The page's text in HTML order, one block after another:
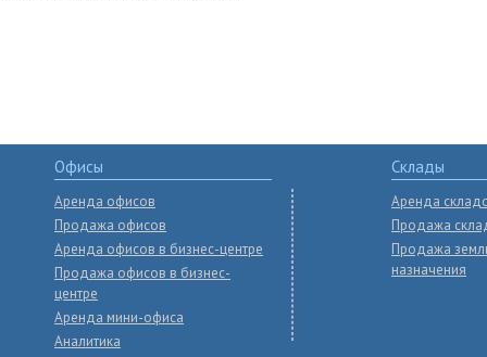
Офисы
Аренда офисов
Продажа офисов
Аренда офисов в бизнес-центре
Продажа офисов в бизнес-
центре
Аренда мини-офиса
Аналитика
Склады
Аренда
Продажа
Продажа
назначения